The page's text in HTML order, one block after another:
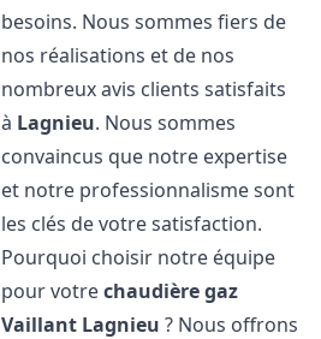
besoins. Nous sommes fiers de
nos réalisations et de nos
nombreux avis clients satisfaits
à Lagnieu. Nous sommes
convaincus que notre expertise
et notre professionnalisme sont
les clés de votre satisfaction.
Pourquoi choisir notre équipe
pour votrechaudière gaz
Vaillant Lagnieu ? Nous offrons